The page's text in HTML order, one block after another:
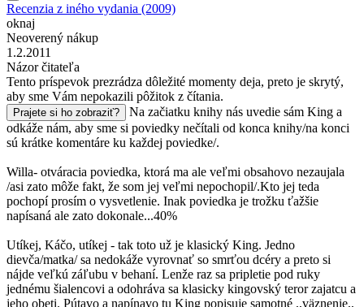
Recenzia z iného vydania (2009)
oknaj
Neoverený nákup
1.2.2011
Názor čitateľa
Tento príspevok prezrádza dôležité momenty deja, preto je skrytý,
aby sme Vám nepokazili pôžitok z čítania.
Prajete si ho zobraziť?
Na začiatku knihy nás uvedie sám King a
odkáže nám, aby sme si poviedky nečítali od konca knihy/na konci
sú krátke komentáre ku každej poviedke/.
Willa- otváracia poviedka, ktorá ma ale veľmi obsahovo nezaujala
/asi zato môže fakt, že som jej veľmi nepochopil/.Kto jej teda
pochopí prosím o vysvetlenie. Inak poviedka je trožku ťažšie
napísaná ale zato dokonale...40%
Utíkej, Káčo, utíkej - tak toto už je klasický King. Jedno
dievča/matka/ sa nedokáže vyrovnať so smrťou dcéry a preto si
nájde veľkú záľubu v behaní. Lenže raz sa pripletie pod ruky
jednému šialencovi a odohráva sa klasicky kingovský teror zajatcu a
jeho obeti. Pútavo a napínavo tu King popisuje samotné ,,väznenie,,